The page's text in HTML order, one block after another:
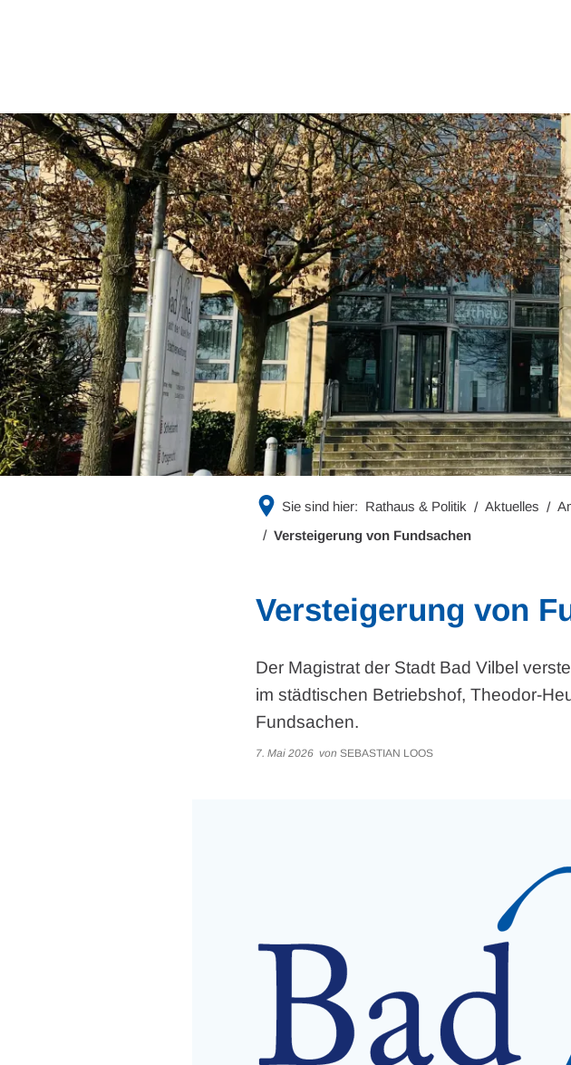
Sie sind hier: Rathaus & Politik Aktuelles
Versteigerung von Fundsachen
Versteigerung von
Der Magistrat der Stadt Bad Vilbel
im städtischen Betriebshof, Theodor-
Fundsachen.
7. Mai 2026 von SEBASTIAN LOOS